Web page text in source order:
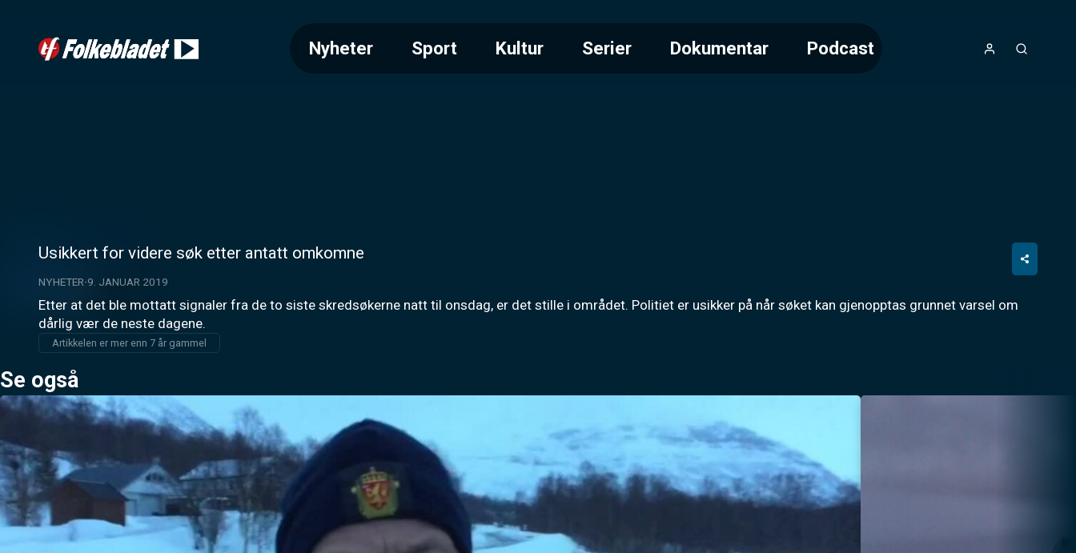
Nyheter Sport Kultur Serier Dokumentar Podcast
Usikkert for videre søk etter antatt omkomne
NYHETER 9. JANUAR 2019
Etter at det ble mottatt signaler fra de to siste skredsøkerne natt til onsdag, er det stille i området. Politiet er usikker på når søket kan gjenopptas grunnet varsel om
dårlig vær de neste dagene.
Artikkelen er mer enn 7 år gammel
Se også